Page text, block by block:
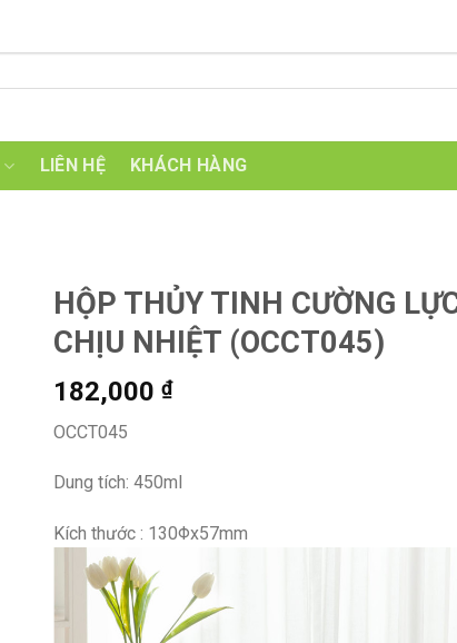
LIÊN HỆ KHÁCH HÀNG
HỘP THỦY TINH CƯỜNG
CHỊU NHIỆT (OCCT045)
182,000 ₫
OCCT045
Dung tích: 450ml
Kích thước : 130Φx57mm